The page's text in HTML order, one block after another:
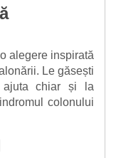
alegere inspirată
Le găsești
chiar și la
colonului